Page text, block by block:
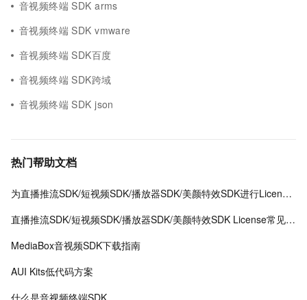
音视频终端 SDK arms
音视频终端 SDK vmware
音视频终端 SDK百度
音视频终端 SDK跨域
音视频终端 SDK json
热门帮助文档
为直播推流SDK/短视频SDK/播放器SDK/美颜特效SDK进行License授权
直播推流SDK/短视频SDK/播放器SDK/美颜特效SDK License常见问题
MediaBox音视频SDK下载指南
AUI Kits低代码方案
什么是音视频终端SDK